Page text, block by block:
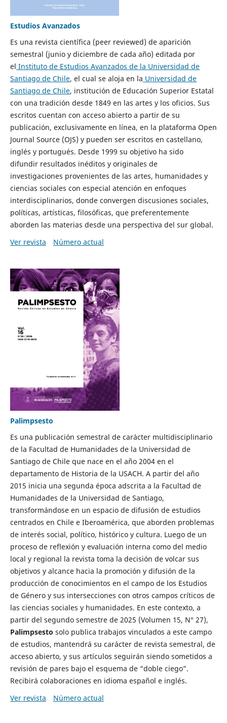
Estudios Avanzados
Es una revista científica (peer reviewed) de aparición
semestral (junio y diciembre de cada año) editada por
el Instituto de Estudios Avanzados de la Universidad de
Santiago de Chile, el cual se aloja en la Universidad de
Santiago de Chile, institución de Educación Superior Estatal
con una tradición desde 1849 en las artes y los oficios. Sus
escritos cuentan con acceso abierto a partir de su
publicación, exclusivamente en línea, en la plataforma Open
Journal Source (OJS) y pueden ser escritos en castellano,
inglés y portugués. Desde 1999 su objetivo ha sido
difundir resultados inéditos y originales de
investigaciones provenientes de las artes, humanidades y
ciencias sociales con especial atención en enfoques
interdisciplinarios, donde convergen discusiones sociales,
políticas, artísticas, filosóficas, que preferentemente
aborden las materias desde una perspectiva del sur global.
Ver revista
Número actual
Palimpsesto
Es una publicación semestral de carácter multidisciplinario
de la Facultad de Humanidades de la Universidad de
Santiago de Chile que nace en el año 2004 en el
departamento de Historia de la USACH. A partir del año
2015 inicia una segunda época adscrita a la Facultad de
Humanidades de la Universidad de Santiago,
transformándose en un espacio de difusión de estudios
centrados en Chile e Iberoamérica, que aborden problemas
de interés social, político, histórico y cultura. Luego de un
proceso de reflexión y evaluación interna como del medio
local y regional la revista toma la decisión de volcar sus
objetivos y alcance hacia la promoción y difusión de la
producción de conocimientos en el campo de los Estudios
de Género y sus intersecciones con otros campos críticos de
las ciencias sociales y humanidades. En este contexto, a
partir del segundo semestre de 2025 (Volumen 15, N° 27),
Palimpsesto solo publica trabajos vinculados a este campo
de estudios, mantendrá su carácter de revista semestral, de
acceso abierto, y sus artículos seguirán siendo sometidos a
revisión de pares bajo el esquema de “doble ciego”.
Recibirá colaboraciones en idioma español e inglés.
Ver revista
Número actual